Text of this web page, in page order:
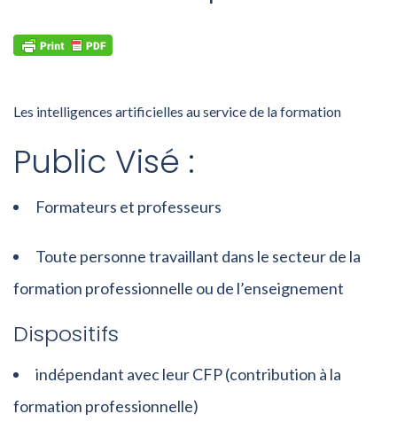
Les intelligences artificielles au service de la formation
Public Visé :
Formateurs et professeurs
Toute personne travaillant dans le secteur de la
formation professionnelle ou de l’enseignement
Dispositifs
indépendant avec leur CFP (contribution à la
formation professionnelle)